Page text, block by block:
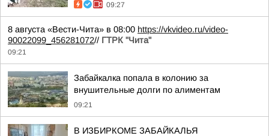
09:27
8 августа «Вести-Чита» в 08:00 https://vkvideo.ru/video-
90022099_456281072// ГТРК "Чита"
09:21
Забайкалка попала в колонию за
внушительные долги по алиментам
09:21
В ИЗБИРКОМЕ ЗАБАЙКАЛЬЯ